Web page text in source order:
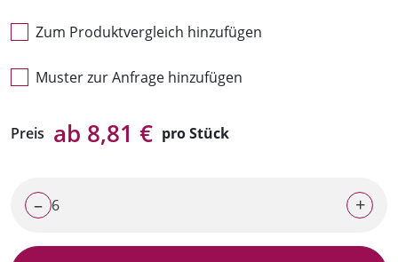
Zum Produktvergleich hinzufügen
Muster zur Anfrage hinzufügen
Preis ab 8,81 € pro Stück
– +